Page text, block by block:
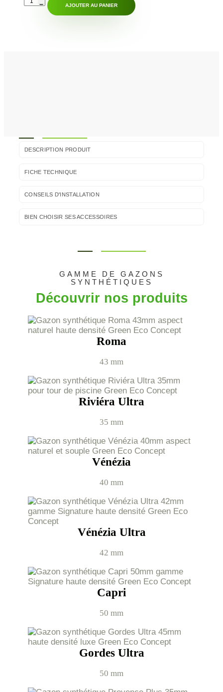
AJOUTER AU PANIER
DESCRIPTION PRODUIT
FICHE TECHNIQUE
CONSEILS D'INSTALLATION
BIEN CHOISIR SES ACCESSOIRES
GAMME DE GAZONS
SYNTHÉTIQUES
Découvrir nos produits
Roma
43 mm
Riviéra Ultra
35 mm
Vénézia
40 mm
Vénézia Ultra
42 mm
Capri
50 mm
Gordes Ultra
50 mm